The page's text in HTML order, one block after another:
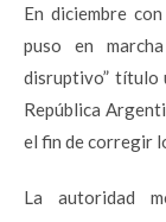
En diciembre
puso en
disruptivo” título
República
el fin de corregir
La autoridad